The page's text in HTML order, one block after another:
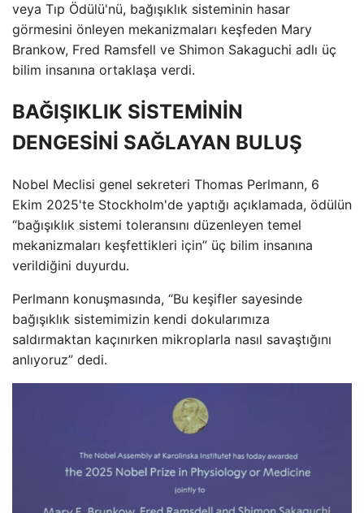
veya Tıp Ödülü'nü, bağışıklık sisteminin hasar
görmesini önleyen mekanizmaları keşfeden Mary
Brankow, Fred Ramsfell ve Shimon Sakaguchi adlı üç
bilim insanına ortaklaşa verdi.
BAĞIŞIKLIK SİSTEMİNİN
DENGESİNİ SAĞLAYAN BULUŞ
Nobel Meclisi genel sekreteri Thomas Perlmann, 6
Ekim 2025'te Stockholm'de yaptığı açıklamada, ödülün
“bağışıklık sistemi toleransını düzenleyen temel
mekanizmaları keşfettikleri için” üç bilim insanına
verildiğini duyurdu.
Perlmann konuşmasında, “Bu keşifler sayesinde
bağışıklık sistemimizin kendi dokularımıza
saldırmaktan kaçınırken mikroplarla nasıl savaştığını
anlıyoruz” dedi.